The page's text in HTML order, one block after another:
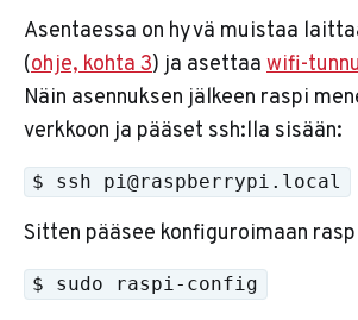
Asentaessa on hyvä muistaa
(ohje, kohta 3) ja asettaa wifi-
Näin asennuksen jälkeen raspi
verkkoon ja pääset ssh:lla sisään:
$ ssh pi@raspberrypi.local
Sitten pääsee konfiguroimaan
$ sudo raspi-config